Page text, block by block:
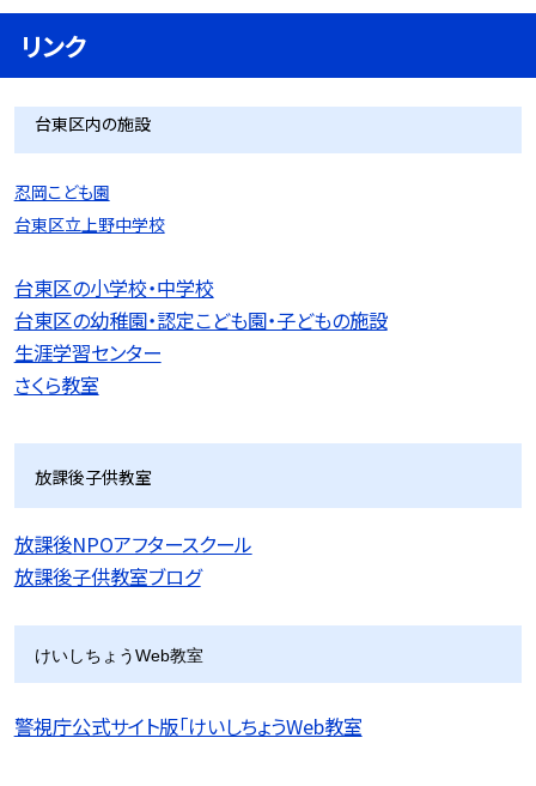
リンク
台東区内の施設
忍岡こども園
台東区立上野中学校
台東区の小学校・中学校
台東区の幼稚園・認定こども園・子どもの施設
生涯学習センター
さくら教室
放課後子供教室
放課後NPOアフタースクール
放課後子供教室ブログ
けいしちょうWeb教室
警視庁公式サイト版「けいしちょうWeb教室